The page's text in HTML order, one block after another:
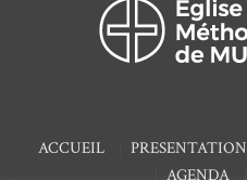
ACCUEIL PRESENTATION
AGENDA